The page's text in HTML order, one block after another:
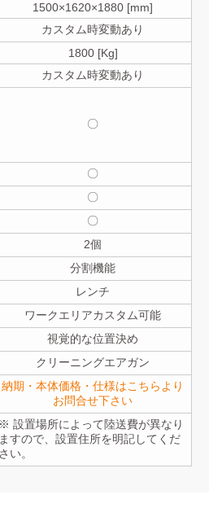
1500×1620×1880 [mm]
カスタム時変動あり
1800 [Kg]
カスタム時変動あり
〇
〇
〇
〇
2個
分割機能
レンチ
ワークエリアカスタム可能
視覚的な位置決め
クリーニングエアガン
納期・本体価格・仕様はこちらより
お問合せ下さい
※ 設置場所によって陸送費が異なり
ますので、設置住所を明記してくだ
さい。